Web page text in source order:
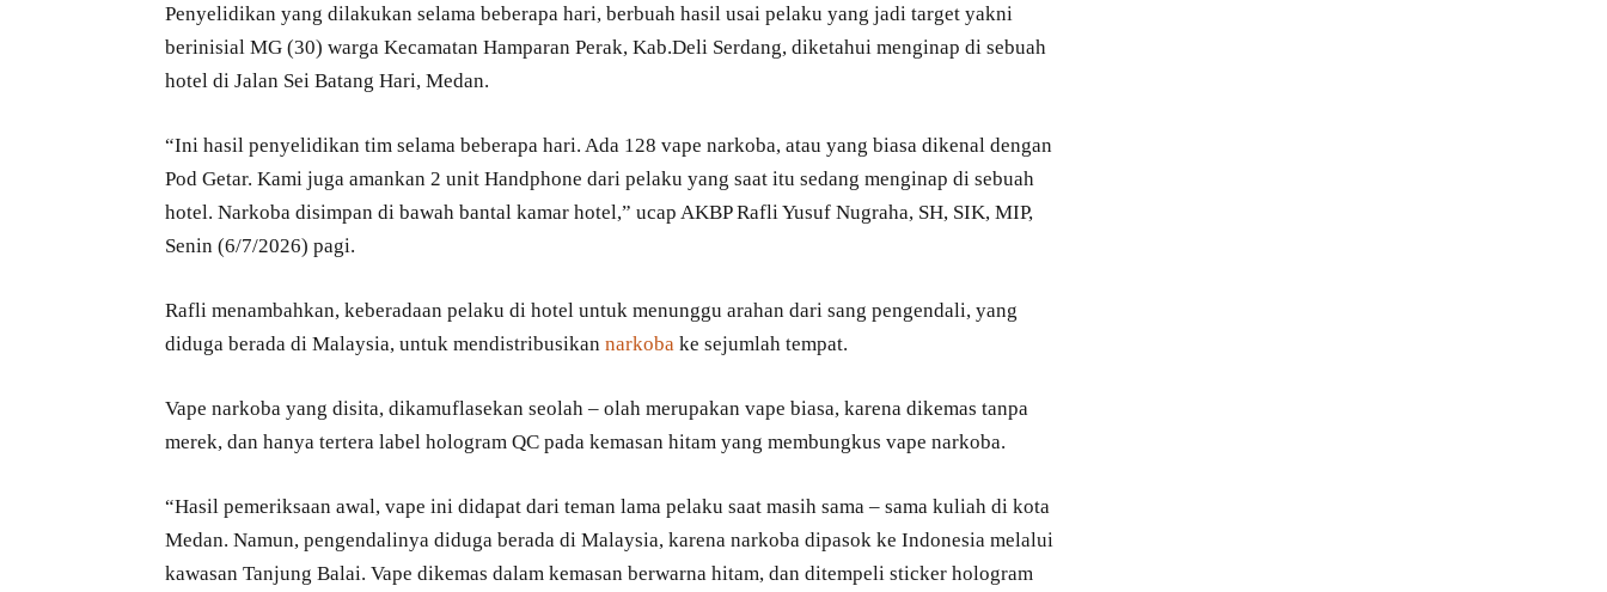
Penyelidikan yang dilakukan selama beberapa hari, berbuah hasil usai pelaku yang jadi target yakni
berinisial MG (30) warga Kecamatan Hamparan Perak, Kab.Deli Serdang, diketahui menginap di sebuah
hotel di Jalan Sei Batang Hari, Medan.
“Ini hasil penyelidikan tim selama beberapa hari. Ada 128 vape narkoba, atau yang biasa dikenal dengan
Pod Getar. Kami juga amankan 2 unit Handphone dari pelaku yang saat itu sedang menginap di sebuah
hotel. Narkoba disimpan di bawah bantal kamar hotel,” ucap AKBP Rafli Yusuf Nugraha, SH, SIK, MIP,
Senin (6/7/2026) pagi.
Rafli menambahkan, keberadaan pelaku di hotel untuk menunggu arahan dari sang pengendali, yang
diduga berada di Malaysia, untuk mendistribusikan narkoba ke sejumlah tempat.
Vape narkoba yang disita, dikamuflasekan seolah – olah merupakan vape biasa, karena dikemas tanpa
merek, dan hanya tertera label hologram QC pada kemasan hitam yang membungkus vape narkoba.
“Hasil pemeriksaan awal, vape ini didapat dari teman lama pelaku saat masih sama – sama kuliah di kota
Medan. Namun, pengendalinya diduga berada di Malaysia, karena narkoba dipasok ke Indonesia melalui
kawasan Tanjung Balai. Vape dikemas dalam kemasan berwarna hitam, dan ditempeli sticker hologram